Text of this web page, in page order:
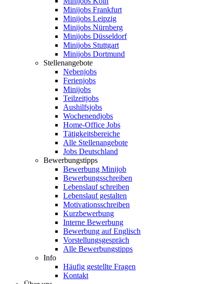
Minijobs Frankfurt
Minijobs Leipzig
Minijobs Nürnberg
Minijobs Düsseldorf
Minijobs Stuttgart
Minijobs Dortmund
Stellenangebote
Nebenjobs
Ferienjobs
Minijobs
Teilzeitjobs
Aushilfsjobs
Wochenendjobs
Home-Office Jobs
Tätigkeitsbereiche
Alle Stellenangebote
Jobs Deutschland
Bewerbungstipps
Bewerbung Minijob
Bewerbungsschreiben
Lebenslauf schreiben
Lebenslauf gestalten
Motivationsschreiben
Kurzbewerbung
Interne Bewerbung
Bewerbung auf Englisch
Vorstellungsgespräch
Alle Bewerbungstipps
Info
Häufig gestellte Fragen
Kontakt